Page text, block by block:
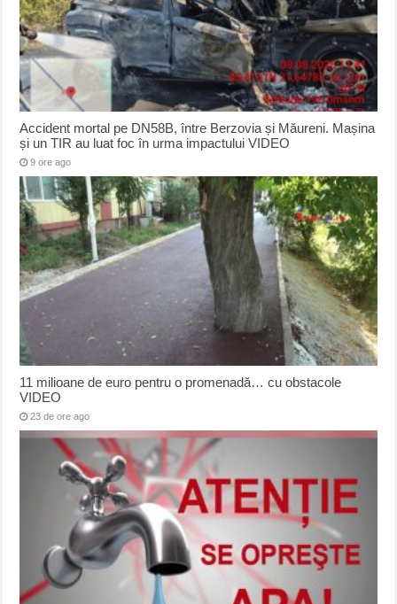
Accident mortal pe DN58B, între Berzovia și Măureni. Mașina
și un TIR au luat foc în urma impactului VIDEO
9 ore ago
11 milioane de euro pentru o promenadă… cu obstacole
VIDEO
23 de ore ago